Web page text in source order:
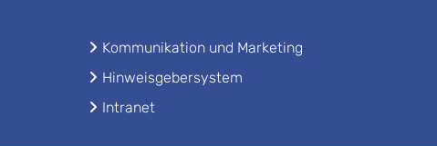
Kommunikation und Marketing
Hinweisgebersystem
Intranet